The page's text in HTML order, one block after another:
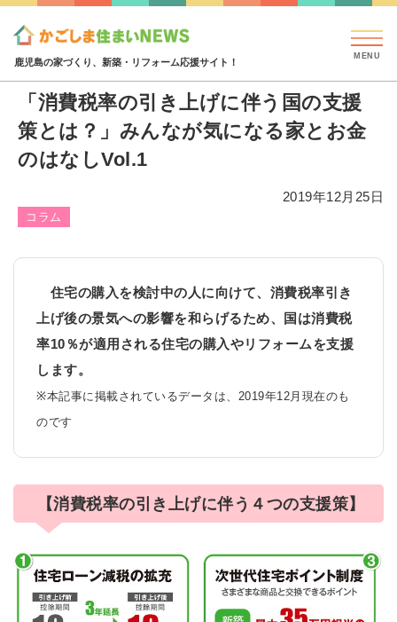
鹿児島の家づくり、新築・リフォーム応援サイト！
「消費税率の引き上げに伴う国の支援策
「消費税率の引き上げに伴う国の支援
策とは？」みんなが気になる家とお金
のはなしVol.1
2019年12月25日
コラム
住宅の購入を検討中の人に向けて、消費税率引き
上げ後の景気への影響を和らげるため、国は消費税
率10％が適用される住宅の購入やリフォームを支援
します。
※本記事に掲載されているデータは、2019年12月現在のも
のです
【消費税率の引き上げに伴う４つの支援策】